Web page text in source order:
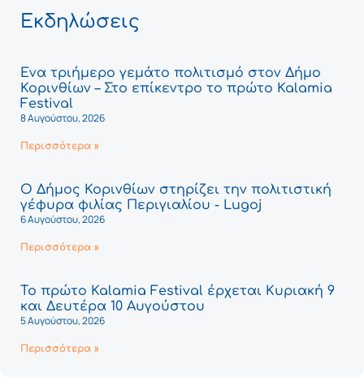
Εκδηλώσεις
Ένα τριήμερο γεμάτο πολιτισμό στον Δήμο
Κορινθίων – Στο επίκεντρο το πρώτο Kalamia
Festival
8 Αυγούστου, 2026
Περισσότερα »
Ο Δήμος Κορινθίων στηρίζει την πολιτιστική
γέφυρα φιλίας Περιγιαλίου - Lugoj
6 Αυγούστου, 2026
Περισσότερα »
Το πρώτο Kalamia Festival έρχεται Κυριακή 9
και Δευτέρα 10 Αυγούστου
5 Αυγούστου, 2026
Περισσότερα »